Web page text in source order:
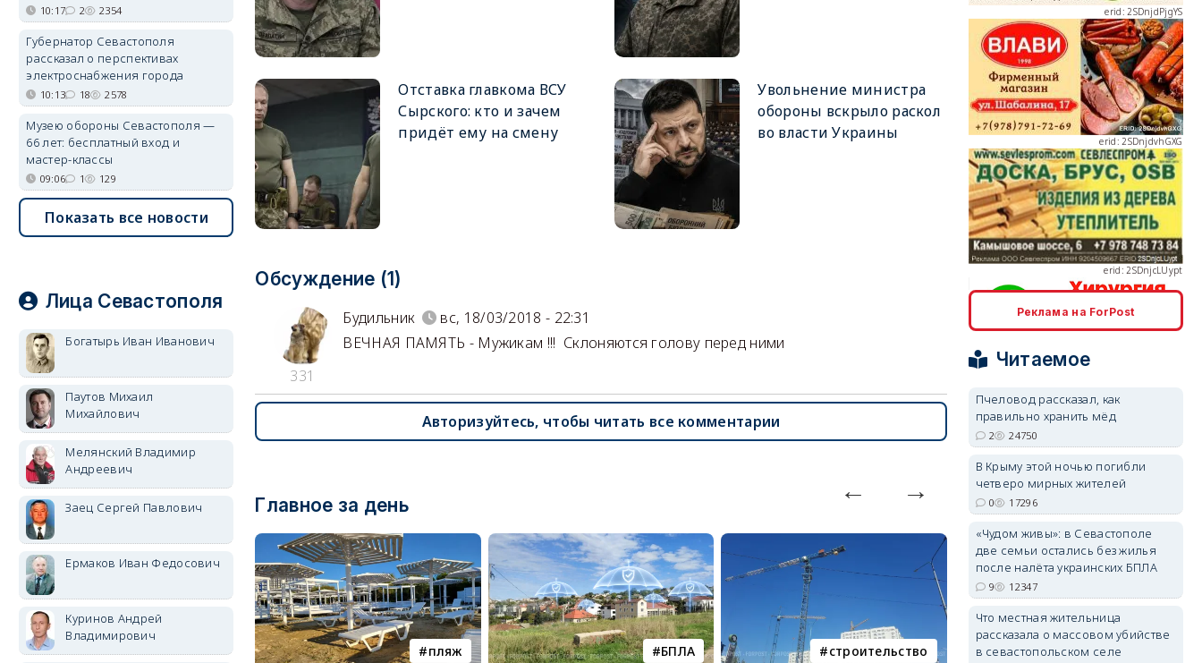
Отставка главкома ВСУ
Сырского: кто и зачем
придёт ему на смену
Увольнение министра
обороны вскрыло раскол
во власти Украины
Обсуждение (1)
331
Будильник
вс, 18/03/2018 - 22:31
ВЕЧНАЯ ПАМЯТЬ - Мужикам !!! Склоняются голову перед ними
Авторизуйтесь, чтобы читать все комментарии
Главное за день
пляж БПЛА строительство фотореп
10:17 2 2354
Губернатор Севастополя
рассказал о перспективах
электроснабжения города
10:13 18 2578
Музею обороны Севастополя —
66 лет: бесплатный вход и
мастер-классы
09:06 1 129
Показать все новости
Лица Севастополя
Богатырь Иван Иванович
Паутов Михаил
Михайлович
Мелянский Владимир
Андреевич
Заец Сергей Павлович
Ермаков Иван Федосович
Куринов Андрей
Владимирович
erid: 2SDnjdvhGXG
erid: 2SDnjcLUypt
erid: 2SDnjcrDNw6
erid: 2SDnjdPjgYS
Реклама на ForPost
Читаемое
Пчеловод рассказал, как
правильно хранить мёд
2 24750
В Крыму этой ночью погибли
четверо мирных жителей
0 17296
«Чудом живы»: в Севастополе
две семьи остались без жилья
после налёта украинских БПЛА
9 12347
Что местная жительница
рассказала о массовом убийстве
в севастопольском селе